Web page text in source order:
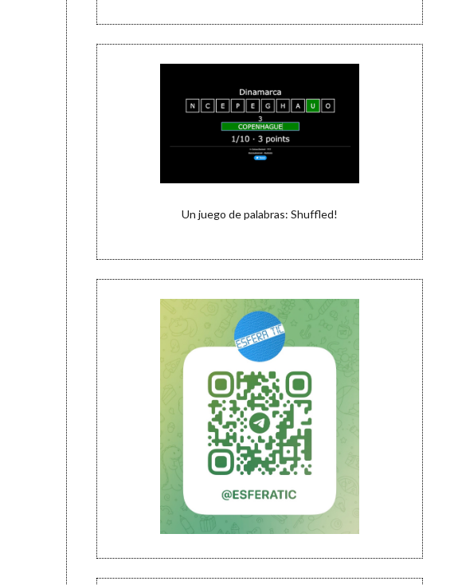
Un juego de palabras: Shuffled!